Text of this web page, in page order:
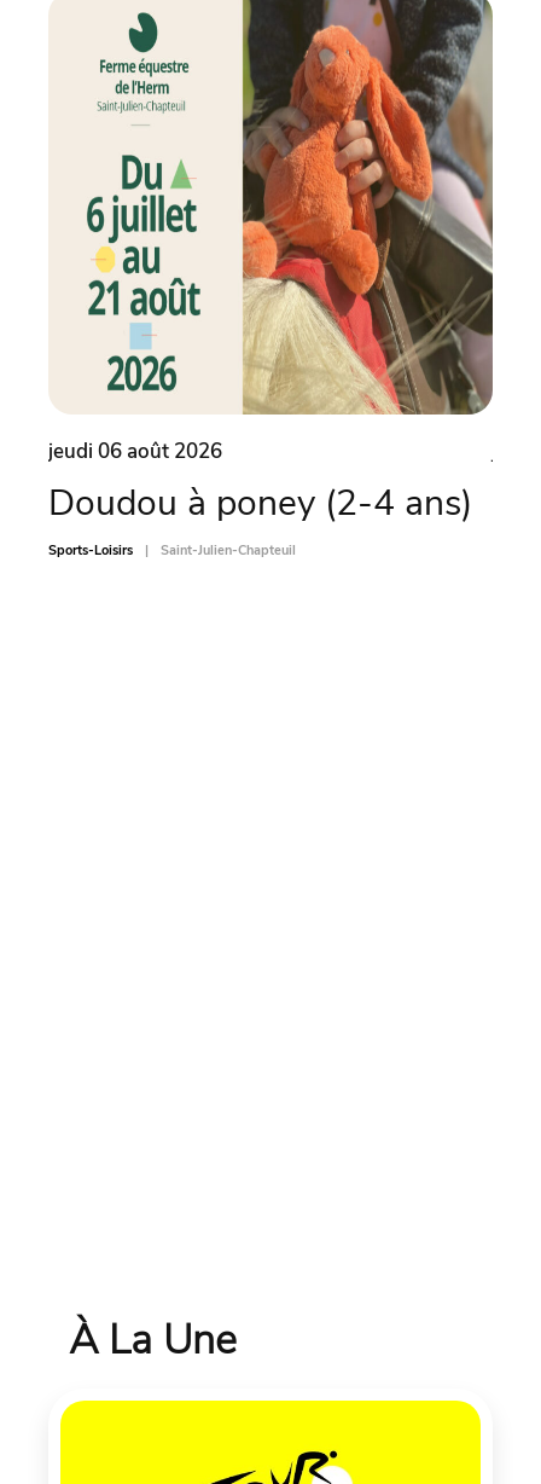
jeudi 06 août 2026
Doudou à poney (2-4 ans)
Sports-Loisirs Saint-Julien-Chapteuil
À La Une